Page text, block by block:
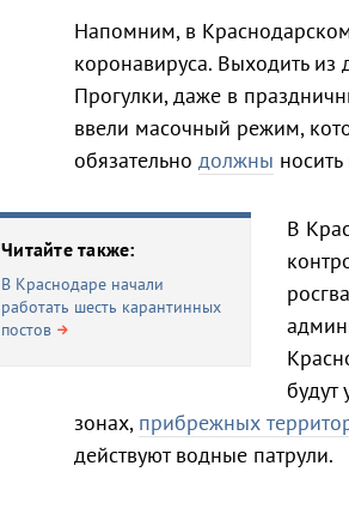
Напомним, в
коронавируса. Выходить
Прогулки, даже в
ввели масочный режим,
обязательно должны
Читайте также:
В Краснодаре начали
работать шесть карантинных
постов
В
будут
зонах, прибрежных
действуют водные патрули.